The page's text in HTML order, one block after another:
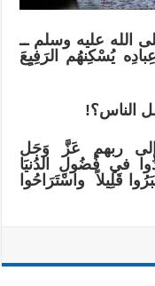
الله عليه وسلم ــ
يُسْكِنهُم الرَفِيِعَ
الناس؟!
ربهم عَزَّ وَجَل
في فُضُولِ الدُنيَا
قَلِيلاً واسْتَرَاحُوا